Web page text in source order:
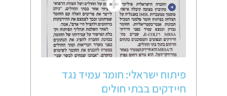
פיתוח ישראלי: חומר עמיד נגד
חיידקים בבתי חולים